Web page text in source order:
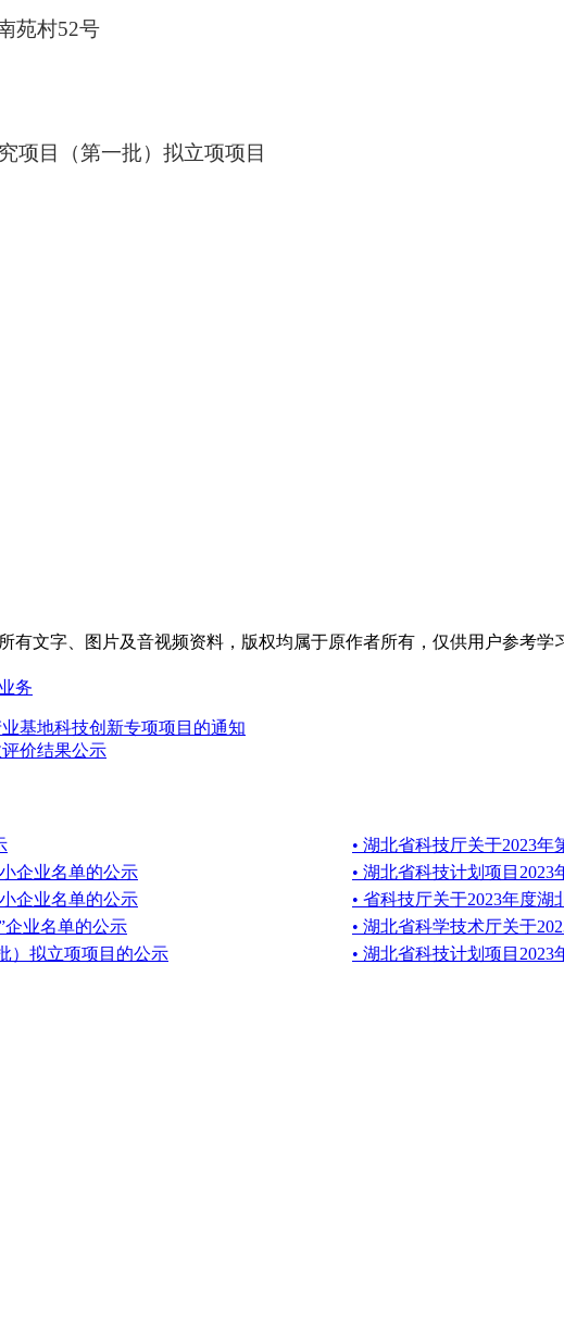
苑村52号
项目（第一批）拟立项项目
有文字、图片及音视频资料，版权均属于原作者所有，仅供用户参考
务
基地科技创新专项项目的通知
价结果公示
• 湖北省科技厅关于2023
企业名单的公示
• 湖北省科技计划项目
企业名单的公示
• 省科技厅关于2023年度
企业名单的公示
• 湖北省科学技术厅关于
）拟立项项目的公示
• 湖北省科技计划项目